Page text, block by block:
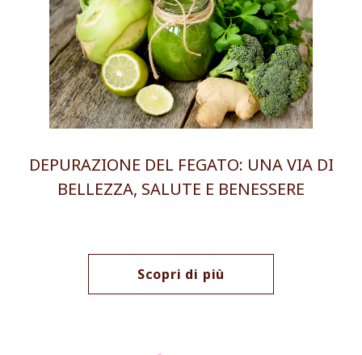
DEPURAZIONE DEL FEGATO: UNA VIA DI
BELLEZZA, SALUTE E BENESSERE
Scopri di più